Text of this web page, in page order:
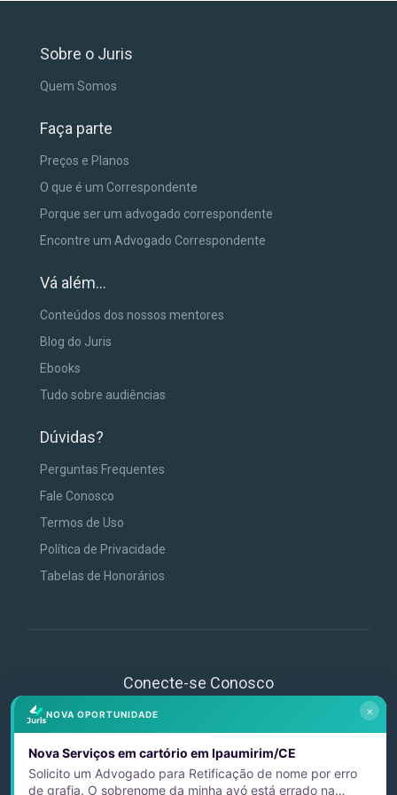
Sobre o Juris
Quem Somos
Faça parte
Preços e Planos
O que é um Correspondente
Porque ser um advogado correspondente
Encontre um Advogado Correspondente
Vá além...
Conteúdos dos nossos mentores
Blog do Juris
Ebooks
Tudo sobre audiências
Dúvidas?
Perguntas Frequentes
Fale Conosco
Termos de Uso
Política de Privacidade
Tabelas de Honorários
Conecte-se Conosco
×
NOVA OPORTUNIDADE
Nova Serviços em cartório em Ipaumirim/CE
Solicito um Advogado para Retificação de nome por erro
de grafia. O sobrenome da minha avó está errado na